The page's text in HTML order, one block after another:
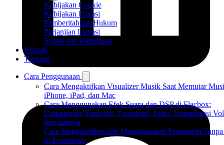
Kebijakan Cookie
Kebijakan Privasi
Pemberitahuan Hukum
Perjanjian Lisensi
Syarat dan Ketentuan
Kontak
Tentang
Cara Penggunaan
Cara Mengaktifkan Visualizer Musik Saat Memutar
iPhone, iPad, dan Mac
Cara Menggunakan Efek Suara dan DSP di Flacbox:
Compressor, Freeverb, Crossfeed, Echo, Normalisasi
dan lainnya
Cara Mengaktifkan dan Menggunakan Pemutaran Tanpa
di Evermusic